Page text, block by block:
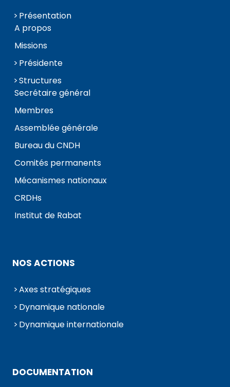
Présentation
A propos
Missions
Présidente
Structures
Secrétaire général
Membres
Assemblée générale
Bureau du CNDH
Comités permanents
Mécanismes nationaux
CRDHs
Institut de Rabat
NOS ACTIONS
Axes stratégiques
Dynamique nationale
Dynamique internationale
DOCUMENTATION